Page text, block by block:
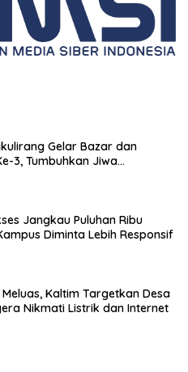
Gelar Bazar dan
3, Tumbuhkan Jiwa
Jangkau Puluhan Ribu
Diminta Lebih Responsif
Kaltim Targetkan Desa
Nikmati Listrik dan Internet